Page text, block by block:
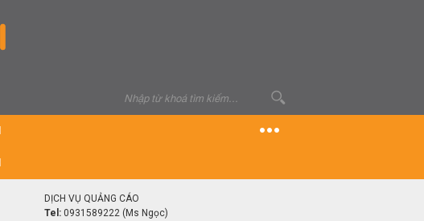
DỊCH VỤ QUẢNG CÁO
Tel: 0931589222 (Ms Ngọc)